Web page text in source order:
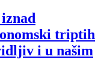
triptih
i u našim